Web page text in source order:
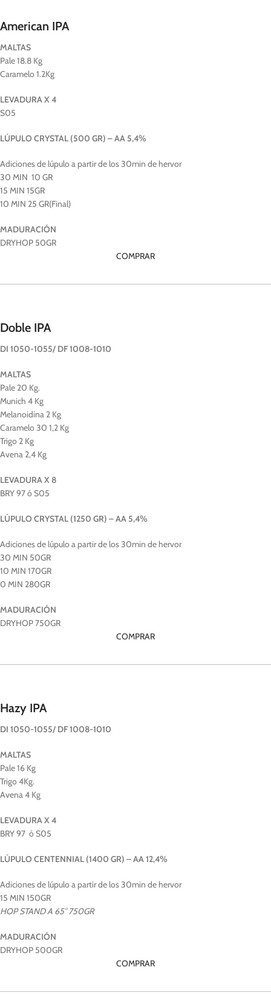
American IPA
MALTAS
Pale 18.8 Kg
Caramelo 1.2Kg
LEVADURA X 4
S05
LÚPULO CRYSTAL (500 GR) – AA 5,4%
Adiciones de lúpulo a partir de los 30min de hervor
30 MIN 10 GR
15 MIN 15GR
10 MIN 25 GR(Final)
MADURACIÓN
DRYHOP 50GR
COMPRAR
Doble IPA
DI 1050-1055/ DF 1008-1010
MALTAS
Pale 20 Kg.
Munich 4 Kg
Melanoidina 2 Kg
Caramelo 30 1,2 Kg
Trigo 2 Kg
Avena 2,4 Kg
LEVADURA X 8
BRY 97 ó S05
LÚPULO CRYSTAL (1250 GR) – AA 5,4%
Adiciones de lúpulo a partir de los 30min de hervor
30 MIN 50GR
10 MIN 170GR
0 MIN 280GR
MADURACIÓN
DRYHOP 750GR
COMPRAR
Hazy IPA
DI 1050-1055/ DF 1008-1010
MALTAS
Pale 16 Kg
Trigo 4Kg.
Avena 4 Kg
LEVADURA X 4
BRY 97 ó S05
LÚPULO CENTENNIAL (1400 GR) – AA 12,4%
Adiciones de lúpulo a partir de los 30min de hervor
15 MIN 150GR
HOP STAND A 65° 750GR
MADURACIÓN
DRYHOP 500GR
COMPRAR